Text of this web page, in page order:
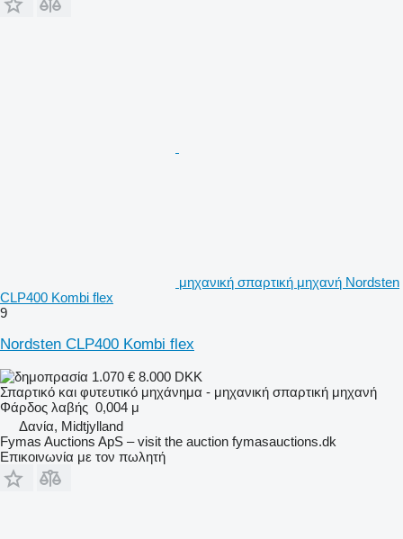
μηχανική σπαρτική μηχανή Nordsten
CLP400 Kombi flex
9
Nordsten CLP400 Kombi flex
1.070 € 8.000 DKK
Σπαρτικό και φυτευτικό μηχάνημα - μηχανική σπαρτική μηχανή
Φάρδος λαβής 0,004 μ
Δανία, Midtjylland
Fymas Auctions ApS – visit the auction fymasauctions.dk
Επικοινωνία με τον πωλητή